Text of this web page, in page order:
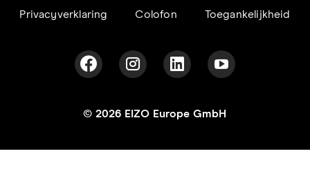
Privacyverklaring Colofon Toegankelijkheid
© 2026 EIZO Europe GmbH